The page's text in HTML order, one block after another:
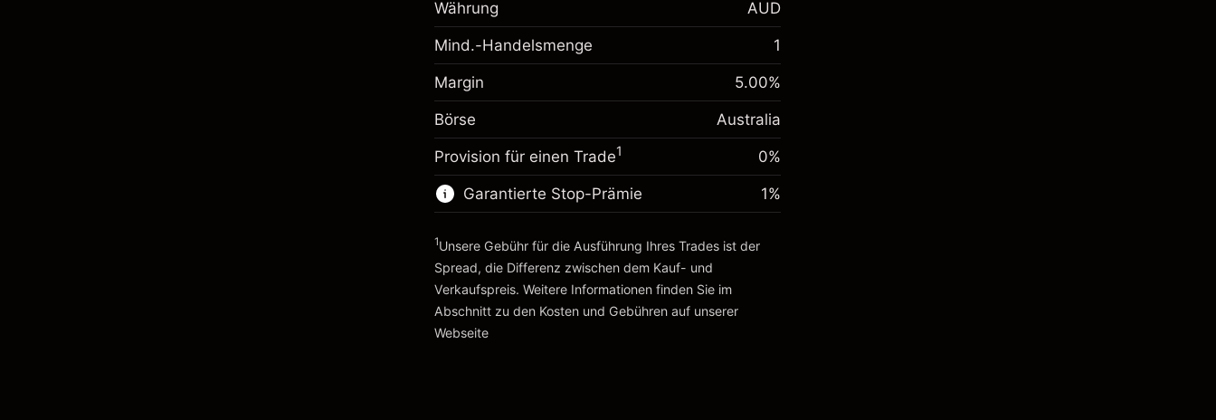
Margin. Ihre Investition
A$1,000.00
Anpassung der
Übernachtfinanzierung
Gebühren aus
fremdfinanzierten Positionswert
-0.022788
Positionsgröße mit Hebelwirkung
~A$20,000.00
Geld aus Hebelwirkung ~ $A$19,000.00
Margin. Ihre Investition
A$1,000.00
Übernachtfinanzierung
Gebühren aus
fremdfinanzierten Positionswert
0.00087
(A$0.17)
Positionsgröße mit Hebelwirkung
Geld aus Hebelwirkung ~ $
A$19,000.00
Zur Plattform
Währung AUD
Mind.-Handelsmenge 1
Margin 5.00%
Börse Australia
Provision für einen Trade1 0%
Garantierte Stop-Prämie
Kosten und Gebühren
1%
1Unsere Gebühr für die Ausführung Ihres Trades ist der
Spread, die Differenz zwischen dem Kauf- und
Verkaufspreis. Weitere Informationen finden Sie im
Abschnitt zu den Kosten und Gebühren auf unserer
Webseite